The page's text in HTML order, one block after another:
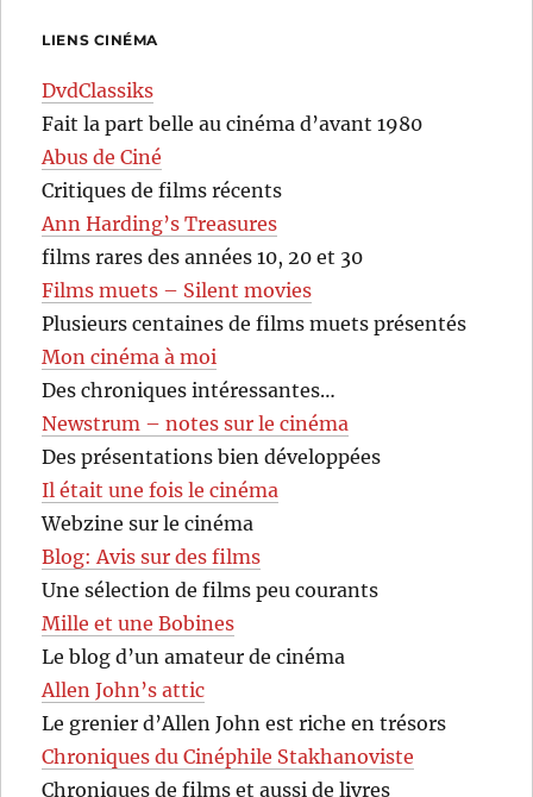
LIENS CINÉMA
DvdClassiks
Fait la part belle au cinéma d’avant 1980
Abus de Ciné
Critiques de films récents
Ann Harding’s Treasures
films rares des années 10, 20 et 30
Films muets – Silent movies
Plusieurs centaines de films muets présentés
Mon cinéma à moi
Des chroniques intéressantes…
Newstrum – notes sur le cinéma
Des présentations bien développées
Il était une fois le cinéma
Webzine sur le cinéma
Blog: Avis sur des films
Une sélection de films peu courants
Mille et une Bobines
Le blog d’un amateur de cinéma
Allen John’s attic
Le grenier d’Allen John est riche en trésors
Chroniques du Cinéphile Stakhanoviste
Chroniques de films et aussi de livres